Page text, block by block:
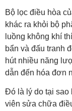
Bộ lọc điều hòa
khác ra khỏi bộ
luồng không khí
bẩn và đấu tranh
hút nhiều năng
dẫn đến hóa đơn
Đó là lý do tại sao
viên sửa chữa